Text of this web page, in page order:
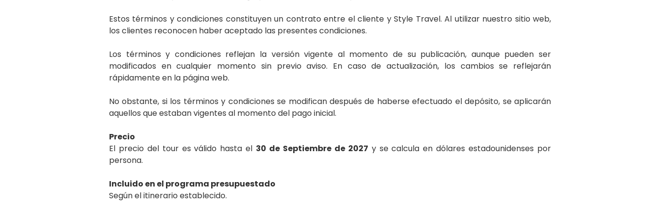
Estos términos y condiciones constituyen un contrato entre el cliente y Style Travel. Al utilizar nuestro sitio web,
los clientes reconocen haber aceptado las presentes condiciones.
Los términos y condiciones reflejan la versión vigente al momento de su publicación, aunque pueden ser
modificados en cualquier momento sin previo aviso. En caso de actualización, los cambios se reflejarán
rápidamente en la página web.
No obstante, si los términos y condiciones se modifican después de haberse efectuado el depósito, se aplicarán
aquellos que estaban vigentes al momento del pago inicial.
Precio
El precio del tour es válido hasta el 30 de Septiembre de 2027 y se calcula en dólares estadounidenses por
persona.
Incluido en el programa presupuestado
Según el itinerario establecido.